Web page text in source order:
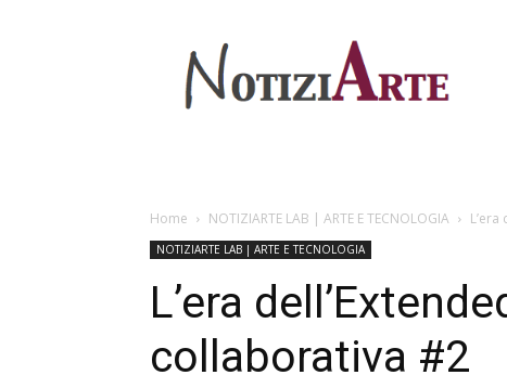
Home NOTIZIARTE LAB | ARTE E TECNOLOGIA
NOTIZIARTE LAB | ARTE E TECNOLOGIA
L’era
collaborativa #2